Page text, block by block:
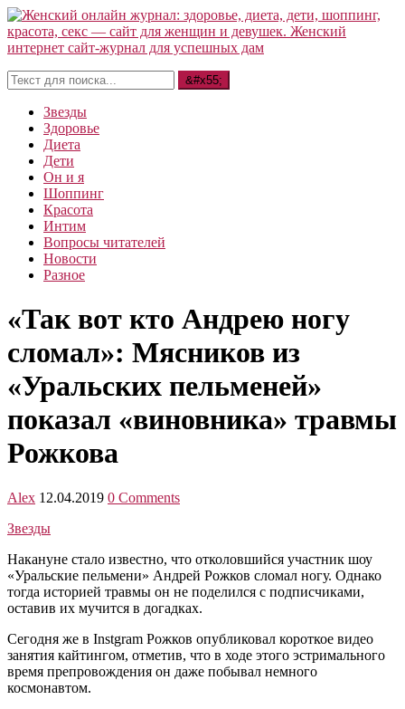
Звезды
Здоровье
Диета
Дети
Он и я
Шоппинг
Красота
Интим
Вопросы читателей
Новости
Разное
«Так вот кто Андрею ногу
сломал»: Мясников из
«Уральских пельменей»
показал «виновника» травмы
Рожкова
Alex 12.04.2019 0 Comments
Звезды
Накануне стало известно, что отколовшийся участник шоу
«Уральские пельмени» Андрей Рожков сломал ногу. Однако
тогда историей травмы он не поделился с подписчиками,
оставив их мучится в догадках.
Сегодня же в Instgram Рожков опубликовал короткое видео
занятия кайтингом, отметив, что в ходе этого эстримального
время препровождения он даже побывал немного
космонавтом.